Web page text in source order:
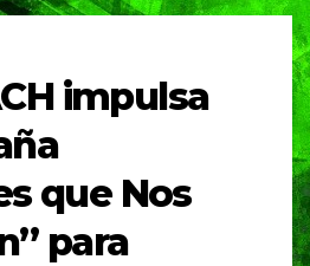
impulsa
que Nos
para